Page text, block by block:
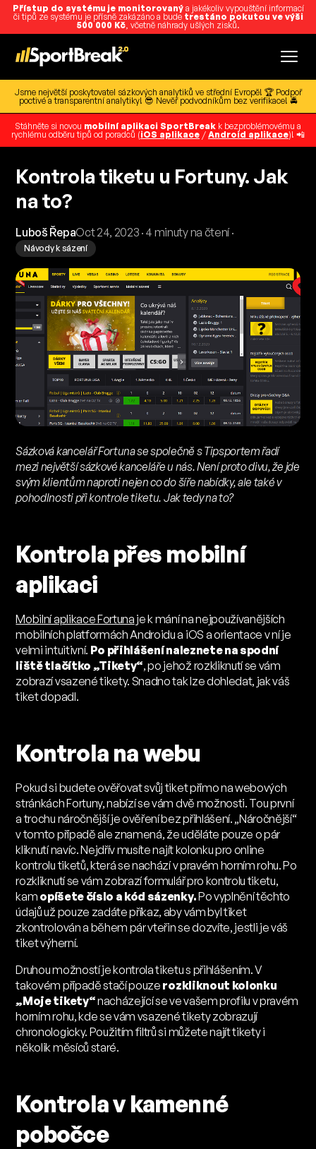
Přístup do systému je monitorovanýa jakékoliv vypouštění informací
či tipů ze systému je přísně zakázáno a bude trestáno pokutou ve výši
500 000 Kč, včetně náhrady ušlých zisků.
Jsme největší poskytovatel sázkových analytiků ve střední Evropě! 🏆 Podpoř
poctivé a transparentní analytiky! 😎 Nevěř podvodníkům bez verifikace! 🚔
Stáhněte si novou mobilní aplikaci SportBreak k bezproblémovému a
rychlému odběru tipů od poradců (iOS aplikace / Android aplikace)! 📲
Kontrola tiketu u Fortuny. Jak
na to?
Luboš ŘepaOct 24, 2023 · 4 minuty na čtení ·
Návody k sázení
Sázková kancelář Fortuna se společně s Tipsportem řadí
mezi největší sázkové kanceláře u nás. Není proto divu, že jde
svým klientům naproti nejen co do šíře nabídky, ale také v
pohodlnosti při kontrole tiketu. Jak tedy na to?
Kontrola přes mobilní
aplikaci
Mobilní aplikace Fortuna je k mání na nejpoužívanějších
mobilních platformách Androidu a iOS a orientace v ní je
velmi intuitivní. Po přihlášení naleznete na spodní
liště tlačítko „Tikety“, po jehož rozkliknutí se vám
zobrazí vsazené tikety. Snadno tak lze dohledat, jak váš
tiket dopadl.
Kontrola na webu
Pokud si budete ověřovat svůj tiket přímo na webových
stránkách Fortuny, nabízí se vám dvě možnosti. Tou první
a trochu náročnější je ověření bez přihlášení. „Náročnější“
v tomto případě ale znamená, že uděláte pouze o pár
kliknutí navíc. Nejdřív musíte najít kolonku pro online
kontrolu tiketů, která se nachází v pravém horním rohu. Po
rozkliknutí se vám zobrazí formulář pro kontrolu tiketu,
kam opíšete číslo a kód sázenky.Po vyplnění těchto
údajů už pouze zadáte příkaz, aby vám byl tiket
zkontrolován a během pár vteřin se dozvíte, jestli je váš
tiket výherní.
Druhou možností je kontrola tiketu s přihlášením. V
takovém případě stačí pouze rozkliknout kolonku
„Moje tikety“nacházející se ve vašem profilu v pravém
horním rohu, kde se vám vsazené tikety zobrazují
chronologicky. Použitím filtrů si můžete najít tikety i
několik měsíců staré.
Kontrola v kamenné
pobočce